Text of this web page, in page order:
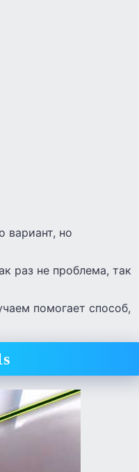
вариант, но
раз не проблема, так
помогает способ,